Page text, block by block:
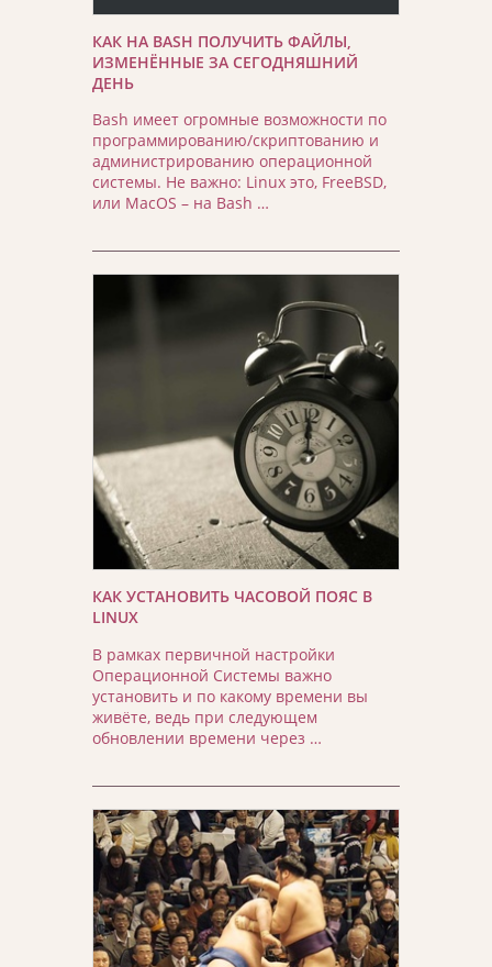
КАК НА BASH ПОЛУЧИТЬ ФАЙЛЫ,
ИЗМЕНЁННЫЕ ЗА СЕГОДНЯШНИЙ
ДЕНЬ
Bash имеет огромные возможности по
программированию/скриптованию и
администрированию операционной
системы. Не важно: Linux это, FreeBSD,
или MacOS – на Bash …
КАК УСТАНОВИТЬ ЧАСОВОЙ ПОЯС В
LINUX
В рамках первичной настройки
Операционной Системы важно
установить и по какому времени вы
живёте, ведь при следующем
обновлении времени через …